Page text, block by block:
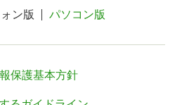
ン版 パソコン版
保護基本方針